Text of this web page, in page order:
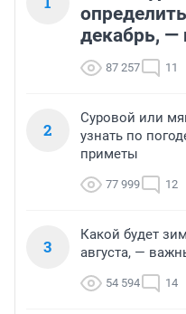
декабрь, —
87 257 11
2
Суровой или
узнать по
приметы
77 999 12
3
Какой будет
августа, —
54 594 14